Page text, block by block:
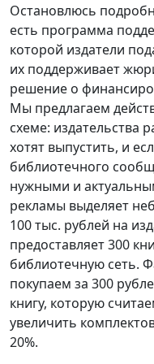
Остановлюсь
есть программа
которой издатели
их поддерживает
решение о
Мы предлагаем
схеме: издательства
хотят выпустить, и
библиотечного
нужными и
рекламы выделяет
100 тыс. рублей на
предоставляет 300
библиотечную сеть.
покупаем за 300
книгу, которую
увеличить
20%.